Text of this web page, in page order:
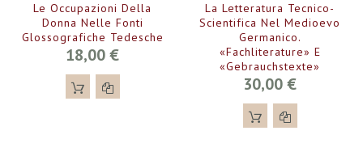
Le Occupazioni Della
Donna Nelle Fonti
Glossografiche Tedesche
18,00 €
La Letteratura Tecnico-
Scientifica Nel Medioevo
Germanico.
«Fachliterature» E
«Gebrauchstexte»
30,00 €